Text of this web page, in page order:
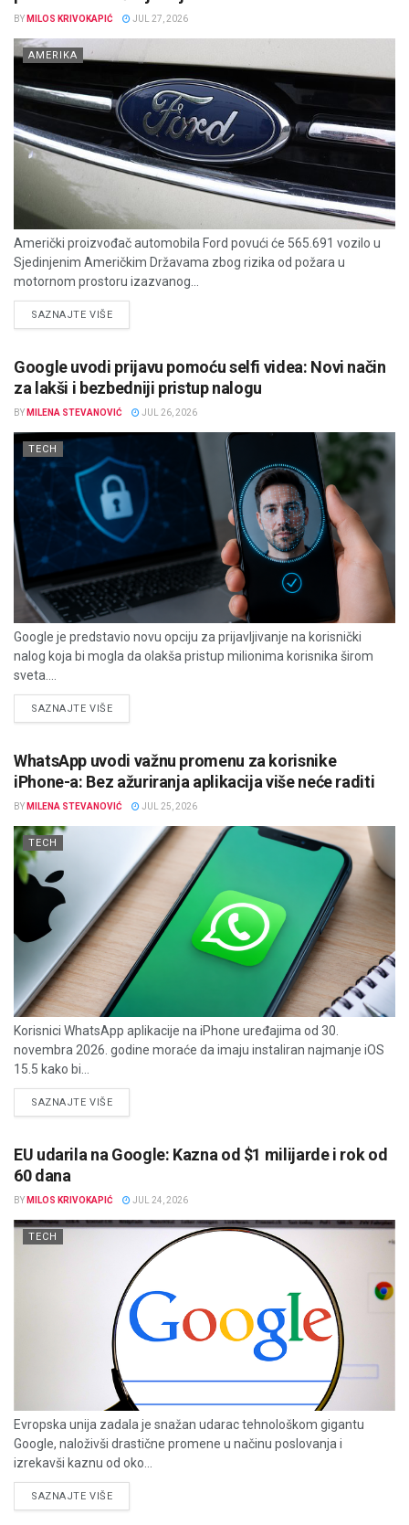
BY MILOS KRIVOKAPIĆ JUL 27, 2026
AMERIKA
Američki proizvođač automobila Ford povući će 565.691 vozilo u
Sjedinjenim Američkim Državama zbog rizika od požara u
motornom prostoru izazvanog...
SAZNAJTE VIŠEDETAILS
Google uvodi prijavu pomoću selfi videa: Novi način
za lakši i bezbedniji pristup nalogu
BY MILENA STEVANOVIĆ JUL 26, 2026
TECH
Google je predstavio novu opciju za prijavljivanje na korisnički
nalog koja bi mogla da olakša pristup milionima korisnika širom
sveta....
SAZNAJTE VIŠEDETAILS
WhatsApp uvodi važnu promenu za korisnike
iPhone-a: Bez ažuriranja aplikacija više neće raditi
BY MILENA STEVANOVIĆ JUL 25, 2026
TECH
Korisnici WhatsApp aplikacije na iPhone uređajima od 30.
novembra 2026. godine moraće da imaju instaliran najmanje iOS
15.5 kako bi...
SAZNAJTE VIŠEDETAILS
EU udarila na Google: Kazna od $1 milijarde i rok od
60 dana
BY MILOS KRIVOKAPIĆ JUL 24, 2026
TECH
Evropska unija zadala je snažan udarac tehnološkom gigantu
Google, naloživši drastične promene u načinu poslovanja i
izrekavši kaznu od oko...
SAZNAJTE VIŠEDETAILS